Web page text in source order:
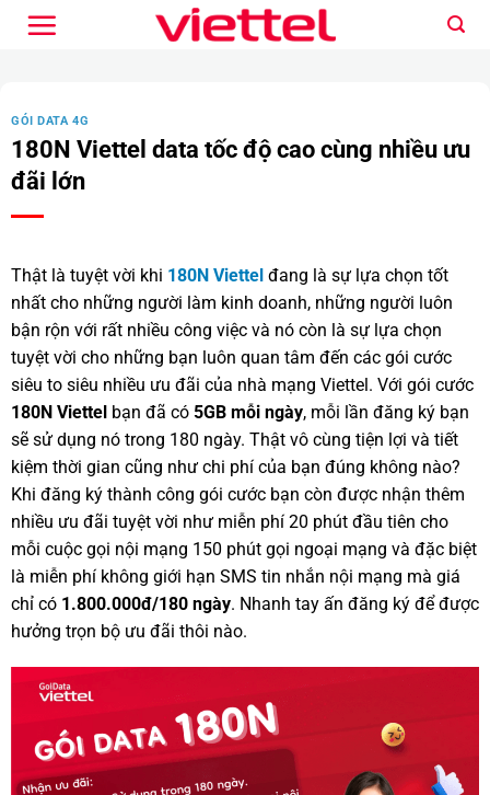
qua
GÓI DATA 4G
180N Viettel data tốc độ cao cùng nhiều ưu
đãi lớn
Thật là tuyệt vời khi 180N Viettel đang là sự lựa chọn tốt
nhất cho những người làm kinh doanh, những người luôn
bận rộn với rất nhiều công việc và nó còn là sự lựa chọn
tuyệt vời cho những bạn luôn quan tâm đến các gói cước
siêu to siêu nhiều ưu đãi của nhà mạng Viettel. Với gói cước
180N Viettel bạn đã có 5GB mỗi ngày, mỗi lần đăng ký bạn
sẽ sử dụng nó trong 180 ngày. Thật vô cùng tiện lợi và tiết
kiệm thời gian cũng như chi phí của bạn đúng không nào?
Khi đăng ký thành công gói cước bạn còn được nhận thêm
nhiều ưu đãi tuyệt vời như miễn phí 20 phút đầu tiên cho
mỗi cuộc gọi nội mạng 150 phút gọi ngoại mạng và đặc biệt
là miễn phí không giới hạn SMS tin nhắn nội mạng mà giá
chỉ có 1.800.000đ/180 ngày. Nhanh tay ấn đăng ký để được
hưởng trọn bộ ưu đãi thôi nào.